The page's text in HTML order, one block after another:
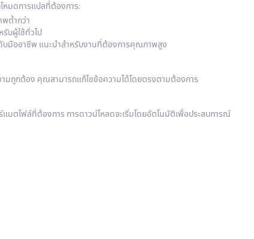
หมดการแปลที่ต้องการ:
ต่ำกว่า
บผู้ใช้ทั่วไป
บมืออาชีพ แนะนำสำหรับงานที่ต้องการคุณภาพสูง
มถูกต้อง คุณสามารถแก้ไขข้อความได้โดยตรงตามต้องการ
ตไฟล์ที่ต้องการ การดาวน์โหลดจะเริ่มโดยอัตโนมัติเพื่อประสบการณ์